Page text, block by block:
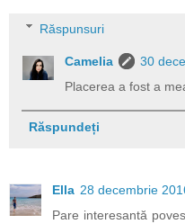
Răspunsuri
Camelia
30
Placerea a fost a
Răspundeți
Ella 28 decembrie
Pare interesantă